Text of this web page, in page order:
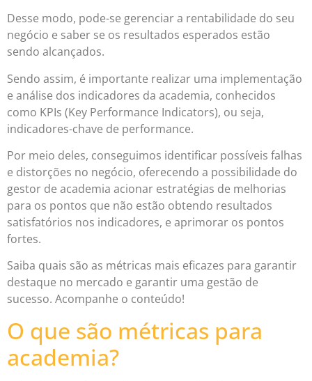
Desse modo, pode-se gerenciar a rentabilidade do seu
negócio e saber se os resultados esperados estão
sendo alcançados.
Sendo assim, é importante realizar uma implementação
e análise dos indicadores da academia, conhecidos
como KPIs (Key Performance Indicators), ou seja,
indicadores-chave de performance.
Por meio deles, conseguimos identificar possíveis falhas
e distorções no negócio, oferecendo a possibilidade do
gestor de academia acionar estratégias de melhorias
para os pontos que não estão obtendo resultados
satisfatórios nos indicadores, e aprimorar os pontos
fortes.
Saiba quais são as métricas mais eficazes para garantir
destaque no mercado e garantir uma gestão de
sucesso. Acompanhe o conteúdo!
O que são métricas para
academia?